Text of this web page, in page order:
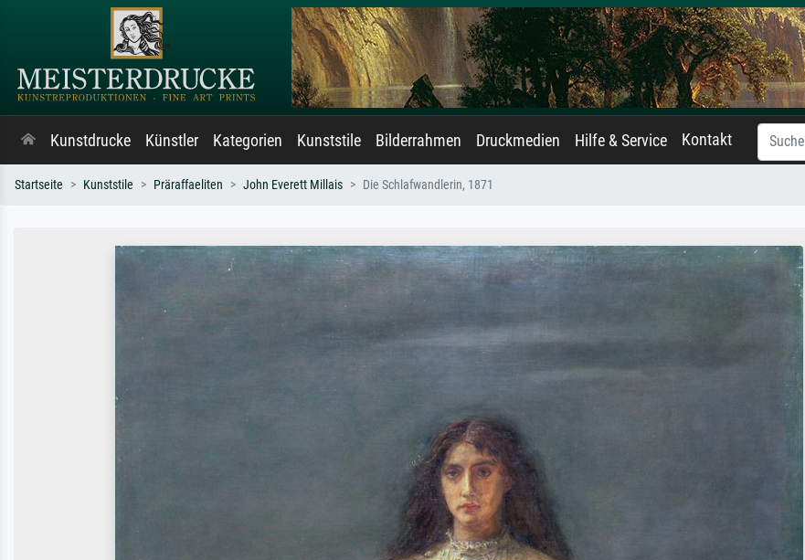
Kunstdrucke Künstler Kategorien Kunststile Bilderrahmen Druckmedien Hilfe & Service Kontakt
Startseite Kunststile Präraffaeliten John Everett Millais Die Schlafwandlerin, 1871